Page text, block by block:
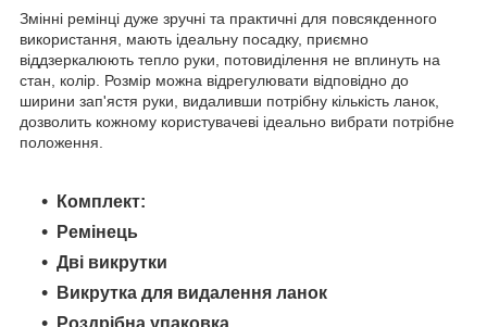
Змінні ремінці дуже зручні та практичні для повсякденного
використання, мають ідеальну посадку, приємно
віддзеркалюють тепло руки, потовиділення не вплинуть на
стан, колір. Розмір можна відрегулювати відповідно до
ширини зап'ястя руки, видаливши потрібну кількість ланок,
дозволить кожному користувачеві ідеально вибрати потрібне
положення.
Комплект:
Ремінець
Дві викрутки
Викрутка для видалення ланок